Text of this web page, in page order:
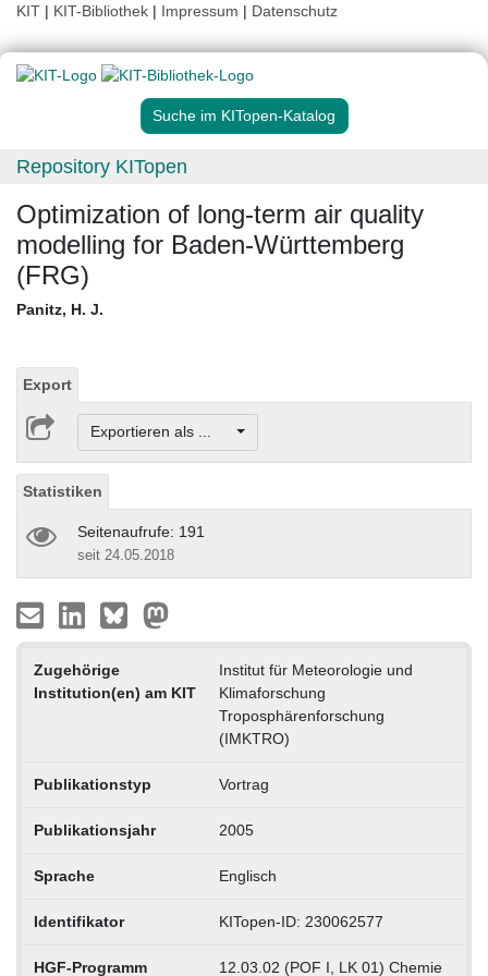
KIT | KIT-Bibliothek | Impressum | Datenschutz
Suche im KITopen-Katalog
Repository KITopen
Optimization of long-term air quality
modelling for Baden-Württemberg
(FRG)
Panitz, H. J.
Export
Exportieren als ...
Statistiken
Seitenaufrufe: 191
seit 24.05.2018
Zugehörige
Institution(en) am KIT
Institut für Meteorologie und
Klimaforschung
Troposphärenforschung
(IMKTRO)
Publikationstyp Vortrag
Publikationsjahr 2005
Sprache Englisch
Identifikator KITopen-ID: 230062577
HGF-Programm 12.03.02 (POF I, LK 01) Chemie